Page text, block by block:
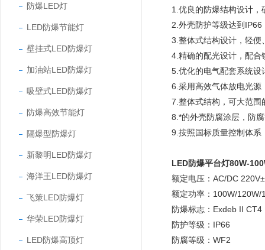
防爆LED灯
LED防爆节能灯
壁挂式LED防爆灯
加油站LED防爆灯
吸壁式LED防爆灯
防爆高效节能灯
隔爆型防爆灯
新黎明LED防爆灯
海洋王LED防爆灯
飞策LED防爆灯
华荣LED防爆灯
LED防爆高顶灯
1.优良的防爆结构设计
2.外壳防护等级达到
3.整体式结构设计，轻便
4.精确的配光设计，配合
5.优化的电气配套系统设
6.采用高效气体放电光源
7.整体式结构，可大范围
8.*的外壳防腐涂层，防
9.按照国标质量控制体系
LED防爆平台灯80W-
额定电压：AC/DC
额定功率：100W/120W/
防爆标志：Exdeb II CT4
防护等级：IP66
防腐等级：WF2